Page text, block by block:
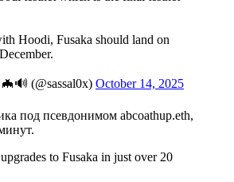
Hoodi, Fusaka should land on
(@sassal0x) October 14, 2025
под псевдонимом abcoathup.eth,
upgrades to Fusaka in just over 20